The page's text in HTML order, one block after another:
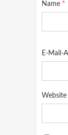
Name *
E-Mail-
Website